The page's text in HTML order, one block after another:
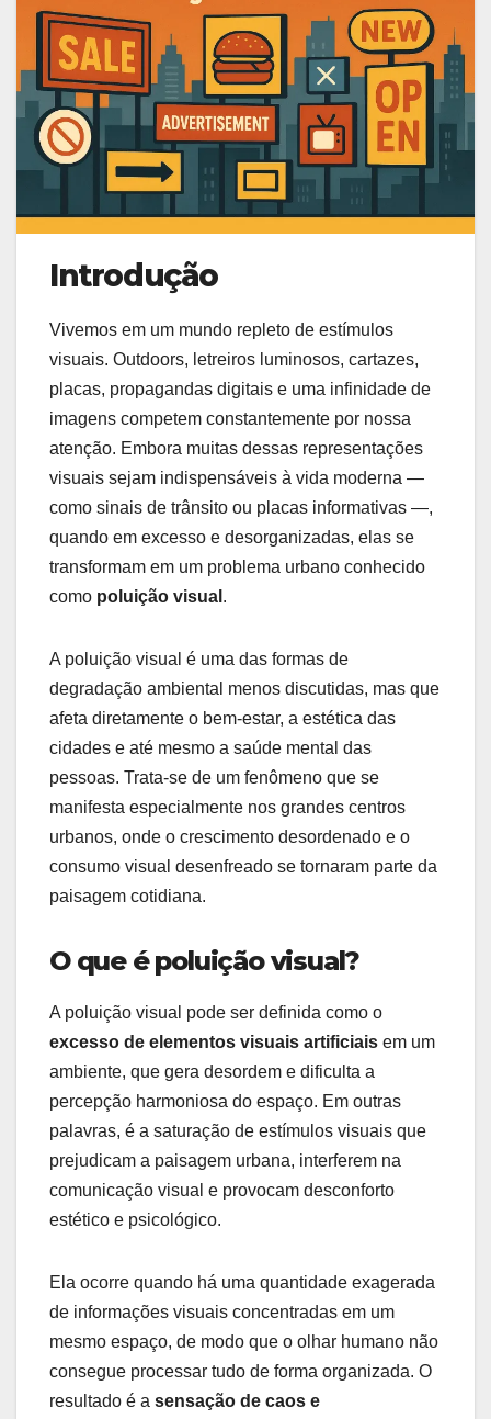
Introdução
Vivemos em um mundo repleto de estímulos
visuais. Outdoors, letreiros luminosos, cartazes,
placas, propagandas digitais e uma infinidade de
imagens competem constantemente por nossa
atenção. Embora muitas dessas representações
visuais sejam indispensáveis à vida moderna —
como sinais de trânsito ou placas informativas —,
quando em excesso e desorganizadas, elas se
transformam em um problema urbano conhecido
como poluição visual .
A poluição visual é uma das formas de
degradação ambiental menos discutidas, mas que
afeta diretamente o bem-estar, a estética das
cidades e até mesmo a saúde mental das
pessoas. Trata-se de um fenômeno que se
manifesta especialmente nos grandes centros
urbanos, onde o crescimento desordenado e o
consumo visual desenfreado se tornaram parte da
paisagem cotidiana.
O que é poluição visual?
A poluição visual pode ser definida como o
excesso de elementos visuais artificiais em um
ambiente, que gera desordem e dificulta a
percepção harmoniosa do espaço. Em outras
palavras, é a saturação de estímulos visuais que
prejudicam a paisagem urbana, interferem na
comunicação visual e provocam desconforto
estético e psicológico.
Ela ocorre quando há uma quantidade exagerada
de informações visuais concentradas em um
mesmo espaço, de modo que o olhar humano não
consegue processar tudo de forma organizada. O
resultado é a sensação de caos e